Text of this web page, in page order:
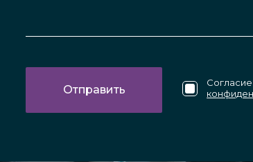
процедуры
размера заготовки, сложности
собственных производственных
и передовых технологий. На работу
Согласие